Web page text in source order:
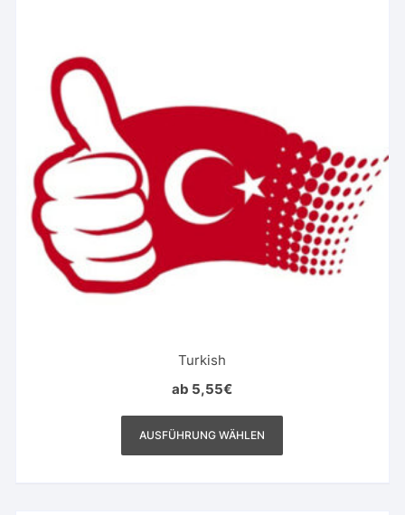
Turkish
ab 5,55€
AUSFÜHRUNG WÄHLEN
Dieses
weist